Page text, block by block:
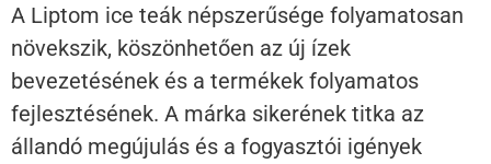
A Liptom ice teák népszerűsége folyamatosan
növekszik, köszönhetően az új ízek
bevezetésének és a termékek folyamatos
fejlesztésének. A márka sikerének titka az
állandó megújulás és a fogyasztói igények